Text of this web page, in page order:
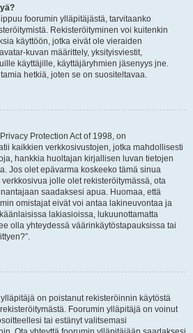
foorumin ylläpitäjästä, tarvitaanko
Rekisteröityminen voi kuitenkin
käyttöön, jotka eivät ole vieraiden
kuvan määrittely, yksityisviestit,
käyttäjille, käyttäjäryhmien jäsenyys jne.
hetkiä, joten se on suositeltavaa.
Protection Act of 1998, on
kaikkien verkkosivustojen, jotka mahdollisesti
hankkia huoltajan kirjallisen luvan tietojen
Jos olet epävarma koskeeko tämä sinua
jolle olet rekisteröitymässä, ota
saadaksesi apua. Huomaa, että
omistajat eivät voi antaa lakineuvontaa ja
lakiasioissa, lukuunottamatta
olla yhteydessä väärinkäytöstapauksissa tai
on poistanut rekisteröinnin käytöstä
Foorumin ylläpitäjä on voinut
tai estänyt valitsemasi